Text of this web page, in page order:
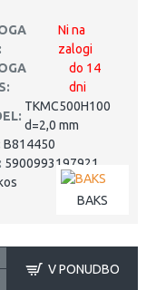
Ni na
zalogi
do 14
dni
TKMC500H100
d=2,0 mm
B814450
5900993197921
kos
BAKS
V PONUDBO